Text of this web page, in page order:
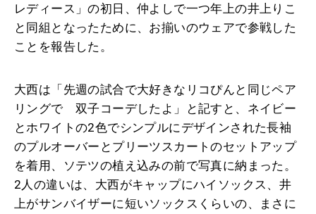
レディース」の初日、仲よしで一つ年上の井上りこ
と同組となったために、お揃いのウェアで参戦した
ことを報告した。
大西は「先週の試合で大好きなリコぴんと同じペア
リングで 双子コーデしたよ」と記すと、ネイビー
とホワイトの2色でシンプルにデザインされた長袖
のプルオーバーとプリーツスカートのセットアップ
を着用、ソテツの植え込みの前で写真に納まった。
2人の違いは、大西がキャップにハイソックス、井
上がサンバイザーに短いソックスくらいの、まさに